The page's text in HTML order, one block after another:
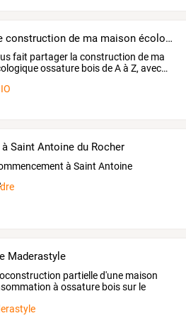
journal de construction de ma maison écologique bois
fait partager la construction de ma
ossature boisdeAà Z, avec…
Saint Antoine du Rocher
à Saint Antoine
Maderastyle
partielle d'une maison
à ossature bois sur le